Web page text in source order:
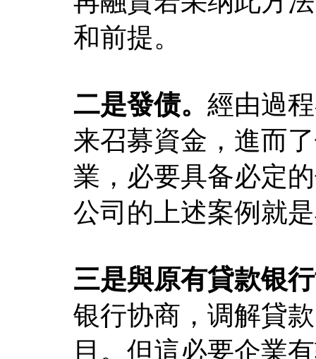
和前提。
二是發债。 經由過
来召募資金，進而
業，必要具备必定
公司的上述案例就
三是與原有貸款银
银行协商，调解貸
目。但這必要企業